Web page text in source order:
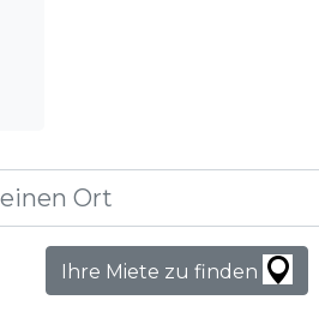
Ihre Miete zu finden